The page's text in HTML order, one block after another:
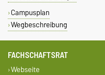
Campusplan
Wegbeschreibung
FACHSCHAFTSRAT
Webseite